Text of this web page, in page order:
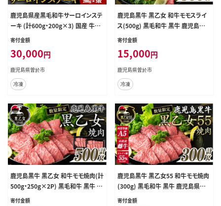
鹿児島県産黒毛和牛サーロインステ
ーキ (計600g・200g×3) 国産 牛肉
ステーキ【肉のちょーさん】B203
寄付金額
30,000円
鹿児島県曽於市
冷凍
鹿児島黒牛 黒乙女 和牛モモスライ
ス(500g) 黒毛和牛 黒牛 鹿児島県
産【ナンチク】A965
寄付金額
15,000円
鹿児島県曽於市
冷凍
鹿児島黒牛 黒乙女 和牛モモ焼肉(計
500g・250g×2P) 黒毛和牛 黒牛 鹿
児島県産【ナンチク】A966
寄付金額
鹿児島黒牛 黒乙女55 和牛モモ焼肉
(300g) 黒毛和牛 黒牛 鹿児島県産
【ナンチク】A964
寄付金額